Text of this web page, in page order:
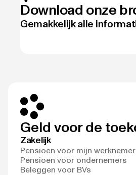
Download onze
Gemakkelijk alle
Geld voor de
Zakelijk
Pensioen voor mijn
Pensioen voor ondernemers
Beleggen voor BVs